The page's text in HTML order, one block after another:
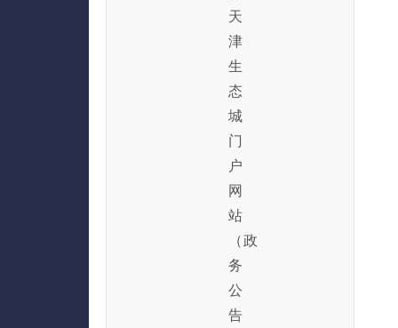
天
津
生
态
城
门
户
网
站
（政
务
公
告